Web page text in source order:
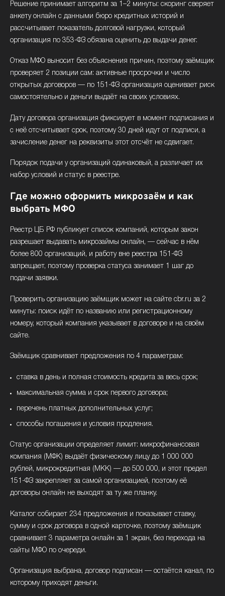
Решение принимает алгоритм за 1–2 минуты: скоринг сверяет
анкету онлайн с данными бюро кредитных историй и
рассчитывает показатель долговой нагрузки, который
организация по 353-ФЗ обязана оценить до выдачи денег.
Отказ МФО выносит без объяснения причин, поэтому заёмщик
проверяет 2 позиции сам: активные просрочки и число
открытых договоров — по 151-ФЗ организация оценивает риск
самостоятельно и деньги выдаёт на своих условиях.
Дату договора организация фиксирует в момент подписания и
с неё отсчитывает срок, поэтому 30 дней идут от подписи, а
зачисление денег на реквизиты этот отсчёт не сдвигает.
Порядок подачи у организаций одинаковый, а различает их
набор условий и статус в реестре.
Где можно оформить микрозаём и как
выбрать МФО
Реестр ЦБ РФ публикует список компаний, которым закон
разрешает выдавать микрозаймы онлайн, — сейчас в нём
более 800 организаций, и работу вне реестра 151-ФЗ
запрещает, поэтому проверка статуса занимает 1 шаг до
подачи заявки.
Проверить организацию заёмщик может на сайте cbr.ru за 2
минуты: поиск идёт по названию или регистрационному
номеру, который компания указывает в договоре и на своём
сайте.
Заёмщик сравнивает предложения по 4 параметрам:
ставка в день и полная стоимость кредита за весь срок;
максимальная сумма и срок первого договора;
перечень платных дополнительных услуг;
способы погашения и условия продления.
Статус организации определяет лимит: микрофинансовая
компания (МФК) выдаёт физическому лицу до 1 000 000
рублей, микрокредитная (МКК) — до 500 000, и этот предел
151-ФЗ закрепляет за самой организацией, поэтому её
договоры онлайн не выходят за ту же планку.
Каталог собирает 234 предложения и показывает ставку,
сумму и срок договора в одной карточке, поэтому заёмщик
сравнивает 3 параметра онлайн за 1 экран, без перехода на
сайты МФО по очереди.
Организация выбрана, договор подписан — остаётся канал, по
которому приходят деньги.